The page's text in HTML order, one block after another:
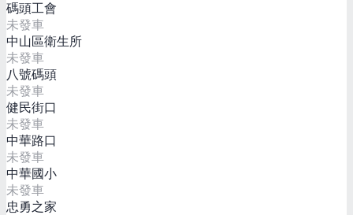
碼頭工會
未發車
中山區衛生所
未發車
八號碼頭
未發車
健民街口
未發車
中華路口
未發車
中華國小
未發車
忠勇之家